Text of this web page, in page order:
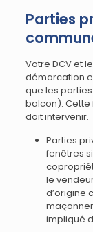
Parties
Votre DCV et
démarcation
que les
balcon). Cette
doit intervenir.
Parties
fenêtres
le
d’origine
impliqué